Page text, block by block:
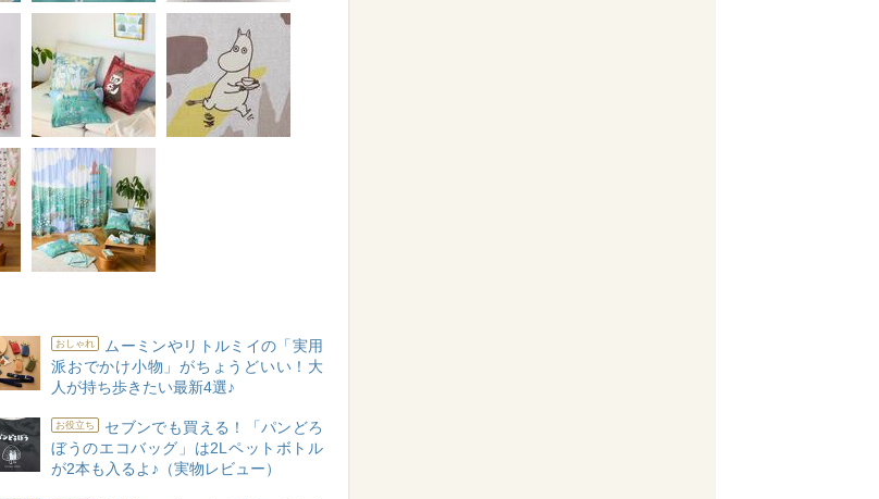
おしゃれ
ムーミンやリトルミイの「実用
派おでかけ小物」がちょうどいい！大
人が持ち歩きたい最新4選♪
お役立ち
セブンでも買える！「パンどろ
ぼうのエコバッグ」は2Lペットボトル
が2本も入るよ♪（実物レビュー）